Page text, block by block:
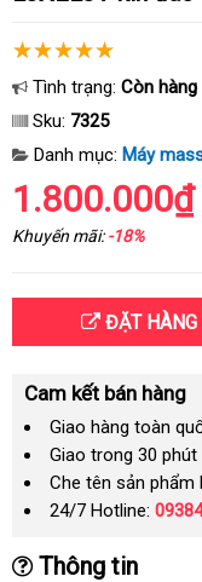
Tình trạng: Còn hàng
Sku: 7325
Danh mục: Máy
1.800.000₫
Khuyến mãi:-18%
ĐẶT HÀNG
Cam kết bán hàng
Giao hàng toàn
Giao trong 30 phút
Che tên sản phẩm
24/7 Hotline:
Thông tin